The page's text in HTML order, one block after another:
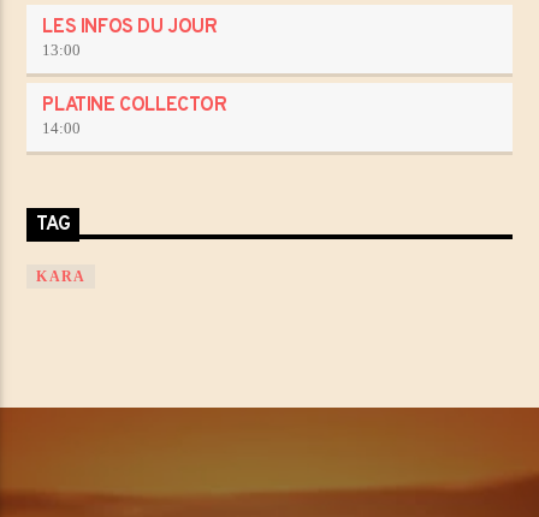
LES INFOS DU JOUR
13:00
PLATINE COLLECTOR
14:00
TAG
KARA